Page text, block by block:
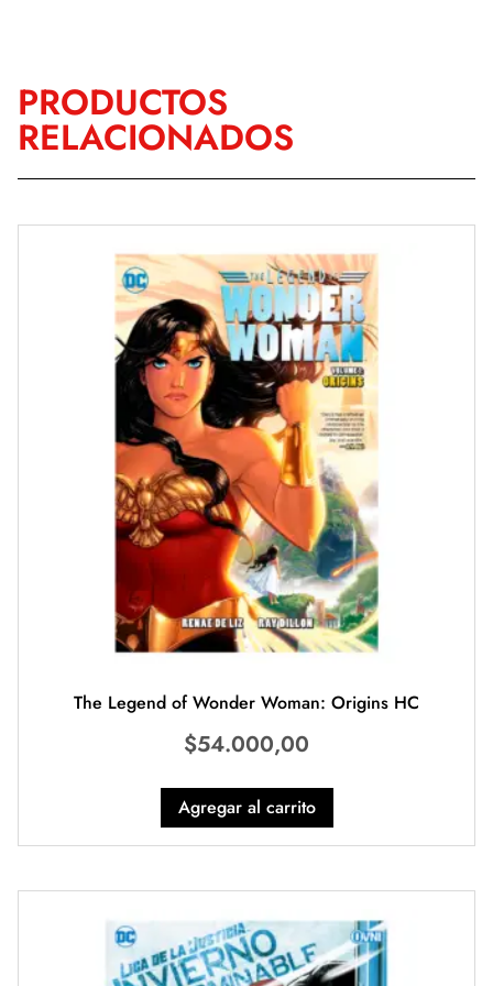
PRODUCTOS
RELACIONADOS
The Legend of Wonder Woman: Origins HC
$54.000,00
Agregar al carrito